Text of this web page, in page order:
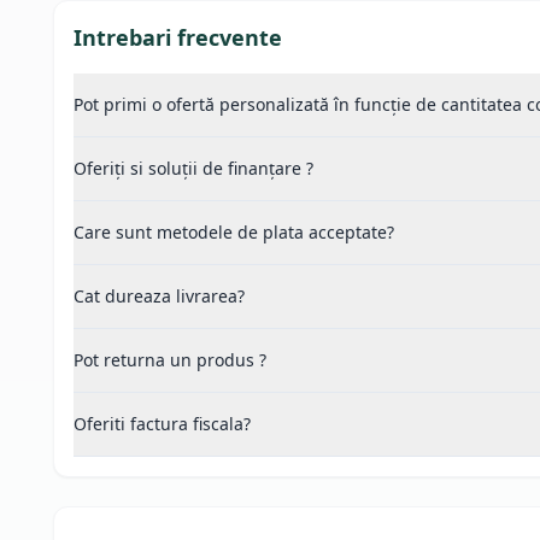
Intrebari frecvente
Pot primi o ofertă personalizată în funcție de cantitatea
Oferiți si soluții de finanțare ?
Care sunt metodele de plata acceptate?
Cat dureaza livrarea?
Pot returna un produs ?
Oferiti factura fiscala?